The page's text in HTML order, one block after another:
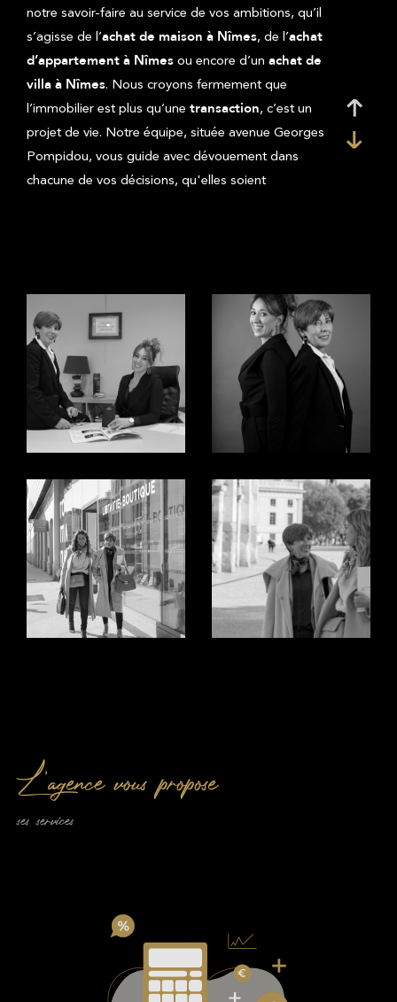
notre savoir-faire au service de vos ambitions, qu’il
s’agisse de l’achat de maison à Nîmes, de l’achat
d’appartement à Nîmes ou encore d’un achat de
villa à Nîmes. Nous croyons fermement que
l’immobilier est plus qu’une transaction, c’est un
projet de vie. Notre équipe, située avenue Georges
Pompidou, vous guide avec dévouement dans
chacune de vos décisions, qu'elles soient
Immobilières
Transactions Immobilières
Chez Montaury Immobilier, nous comprenons que
chaquetransaction immobilière à Nîmes
moment décisif. Que vous cherchiez à acquérir une
propriété pour votre famille ou à investir dans un
Nîmes, nous vous offrons une gamme de biens triés
sur le volet. Notre agence met un point d’honneur à
proposer des propriétés qui allient standing et
opportunités uniques. Grâce à notre connaissance
approfondie du marché local et à notre réseau, nous
garantissons un accompagnement sur-mesure et
adapté à vos besoins.
estimations précises
immobilierà Nîmes et ses environs. Nos experts
service rapide et professionnel. Que vous envisagiez
Contactez-nous
Pour toute question ou demande spécifique, notre
L'agence vous propose
ses services